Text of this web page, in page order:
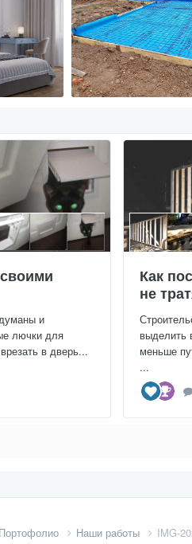
и
лючки для
в дверь...
Как
не
выделить
меньше
...
Портофолио Наши работы IMG-